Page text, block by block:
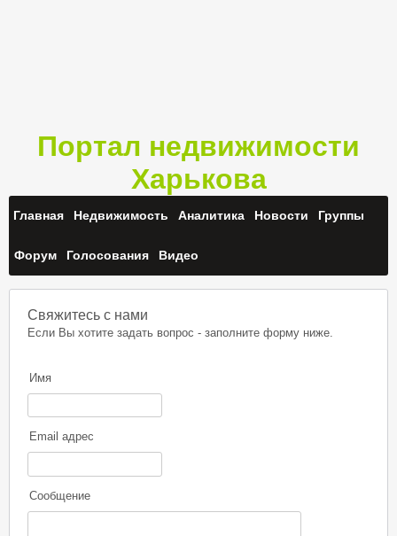
Портал недвижимости
Харькова
Главная Недвижимость Аналитика Новости Группы
Форум Голосования Видео
Свяжитесь с нами
Если Вы хотите задать вопрос - заполните форму ниже.
Имя
Email адрес
Сообщение